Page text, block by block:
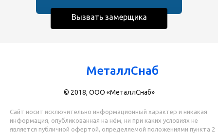
МеталлСнаб
© 2018, ООО «МеталлСнаб»
Сайт носит исключительно информационный характер и никакая
информация, опубликованная на нём, ни при каких условиях не
является публичной офертой, определяемой положениями пункта 2